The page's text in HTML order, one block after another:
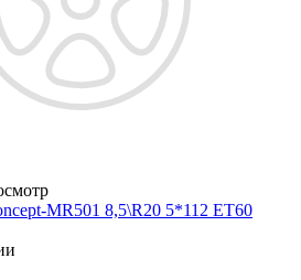
MR501 8,5\R20 5*112 ET60